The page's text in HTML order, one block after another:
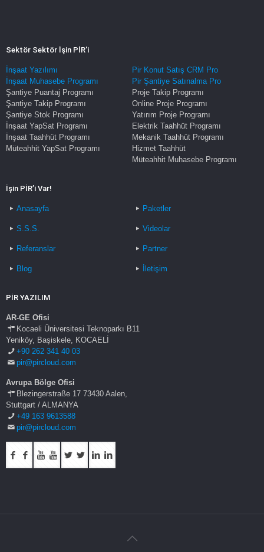
Sektör Sektör İşin PİR'i
İnşaat Yazılımı
İnşaat Muhasebe Programı
Şantiye Puantaj Programı
Şantiye Takip Programı
Şantiye Stok Programı
İnşaat YapSat Programı
İnşaat Taahhüt Programı
Müteahhit YapSat Programı
Pir Konut Satış CRM Pro
Pir Şantiye Satınalma Pro
Proje Takip Programı
Online Proje Programı
Yatırım Proje Programı
Elektrik Taahhüt Programı
Mekanik Taahhüt Programı
Hizmet Taahhüt
Müteahhit Muhasebe Programı
İşin PİR’i Var!
Anasayfa Paketler
S.S.S. Videolar
Referanslar Partner
Blog İletişim
PİR YAZILIM
AR-GE Ofisi
Kocaeli Üniversitesi Teknoparkı B11
Yeniköy, Başiskele, KOCAELİ
+90 262 341 40 03
pir@pircloud.com
Avrupa Bölge Ofisi
Blezingerstraße 17 73430 Aalen,
Stuttgart / ALMANYA
+49 163 9613588
pir@pircloud.com